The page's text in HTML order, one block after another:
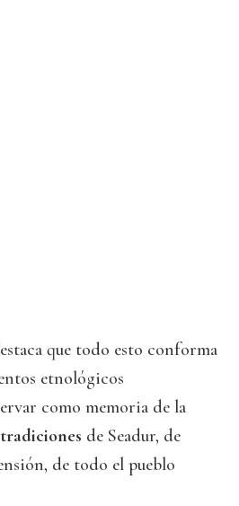
que todo esto conforma
etnológicos
como memoria de la
de Seadur, de
de todo el pueblo